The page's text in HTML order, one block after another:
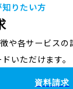
りたい方
や各サービスの
いただけます。
資料請求